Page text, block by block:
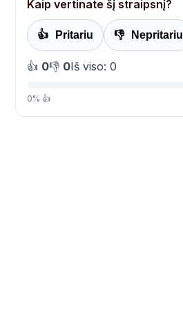
Kaip vertinate šį straipsnį?
👍 Pritariu 👎 Nepritariu
👍 0👎 0Iš viso: 0
0% 👍